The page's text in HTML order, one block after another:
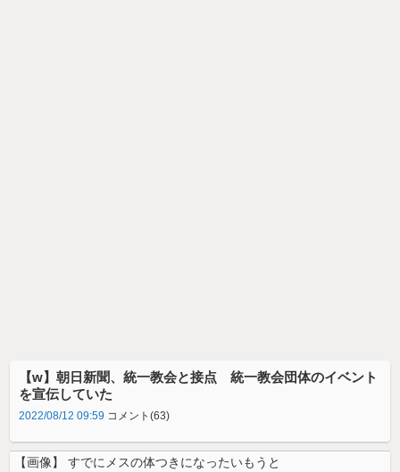
【w】朝日新聞、統一教会と接点 統一教会団体のイベント
を宣伝していた
2022/08/12 09:59 コメント(63)
【画像】 すでにメスの体つきになったいもうと